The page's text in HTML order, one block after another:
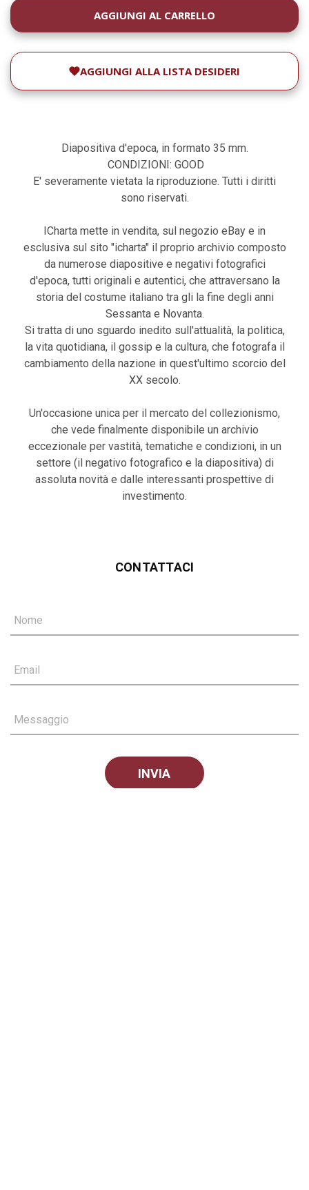
DISPONIBILITÀ
ATTUALE:
AGGIUNGI ALLA LISTA DESIDERI
Diapositiva d'epoca, in formato 35 mm.
CONDIZIONI: GOOD
E' severamente vietata la riproduzione. Tutti i diritti
sono riservati.
ICharta mette in vendita, sul negozio eBay e in
esclusiva sul sito "icharta" il proprio archivio composto
da numerose diapositive e negativi fotografici
d'epoca, tutti originali e autentici, che attraversano la
storia del costume italiano tra gli la fine degli anni
Sessanta e Novanta.
Si tratta di uno sguardo inedito sull'attualità, la politica,
la vita quotidiana, il gossip e la cultura, che fotografa il
cambiamento della nazione in quest'ultimo scorcio del
XX secolo.
Un'occasione unica per il mercato del collezionismo,
che vede finalmente disponibile un archivio
eccezionale per vastità, tematiche e condizioni, in un
settore (il negativo fotografico e la diapositiva) di
assoluta novità e dalle interessanti prospettive di
investimento.
CONTATTACI
Nome
Email
Messaggio